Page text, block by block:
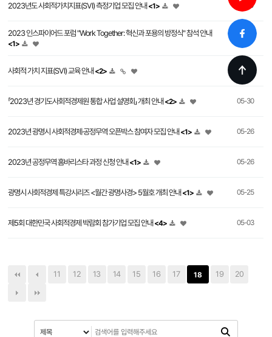
2023년도 사회적가치지표(SVI) 측정기업 모집 안내<1> 06-19
2023 인스파이어드 포럼 "Work Together: 혁신과 포용의 방정식" 참석 안내
<1>
06-19
사회적 가치 지표(SVI) 교육 안내<2> 06-07
「2023년 경기도사회적경제원 통합 사업 설명회」 개최 안내<2> 05-30
2023년 광명시 사회적경제·공정무역 오픈박스 참여자 모집 안내<1> 05-26
2023년 공정무역 홈바리스타 과정 신청 안내<1> 05-26
광명시 사회적경제 특강시리즈 <월간 광명사경> 5월호 개최 안내<1> 05-25
제5회 대한민국 사회적경제 박람회 참가기업 모집 안내<4> 05-03
11 12 13 14 15 16 17 18 19 20